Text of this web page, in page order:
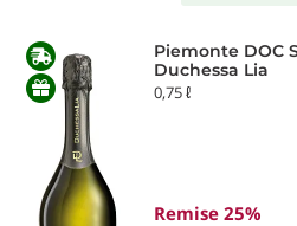
Piemonte DOC
Duchessa Lia
0,75 ℓ
Remise 25%